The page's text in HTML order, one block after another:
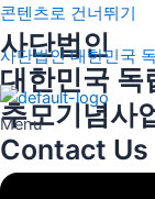
콘텐츠로 건너뛰기
사단법인 대한민국
Menu
사단법인
대한민국 독
추모기념사
Contact Us